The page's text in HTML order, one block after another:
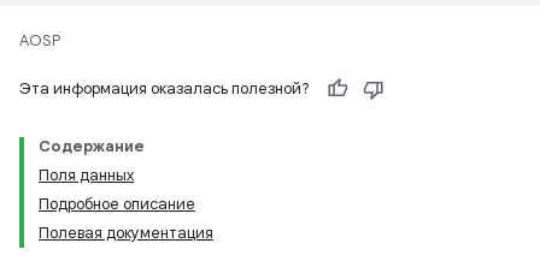
AOSP
Эта информация оказалась полезной?
Содержание
Поля данных
Подробное описание
Полевая документация